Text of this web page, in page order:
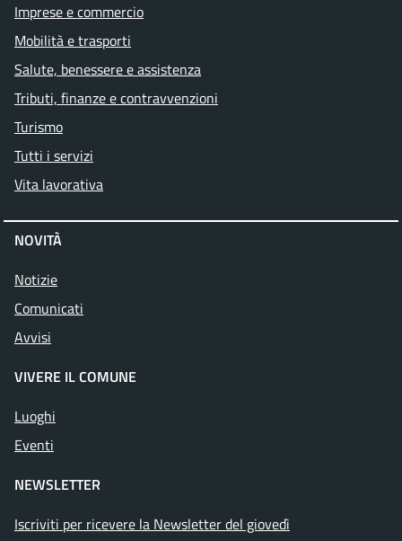
Imprese e commercio
Mobilità e trasporti
Salute, benessere e assistenza
Tributi, finanze e contravvenzioni
Turismo
Tutti i servizi
Vita lavorativa
NOVITÀ
Notizie
Comunicati
Avvisi
VIVERE IL COMUNE
Luoghi
Eventi
NEWSLETTER
Iscriviti per ricevere la Newsletter del giovedì